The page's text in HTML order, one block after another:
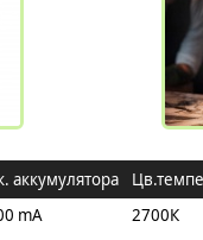
аккумулятора
mA 2700К